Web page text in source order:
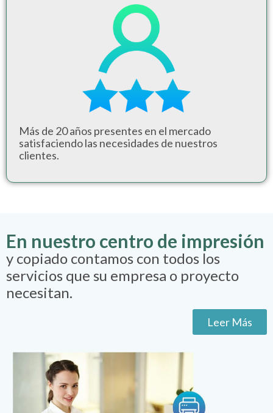
Más de 20 años presentes en el mercado
satisfaciendo las necesidades de nuestros
clientes.
En nuestro centro de impresión
y copiado contamos con todos los
servicios que su empresa o proyecto
necesitan.
Leer Más